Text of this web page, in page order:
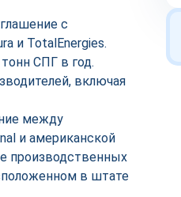
с
и TotalEnergies.
СПГ в год.
включая
между
и американской
производственных
в штате